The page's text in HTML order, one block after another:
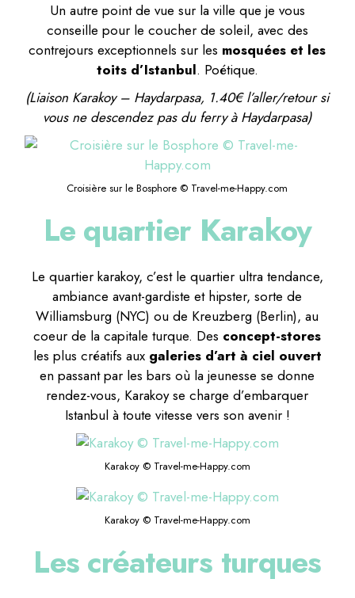
Un autre point de vue sur la ville que je vous
conseille pour le coucher de soleil, avec des
contrejours exceptionnels sur les mosquées et les
toits d’Istanbul. Poétique.
(Liaison Karakoy – Haydarpasa, 1.40€ l’aller/retour si
vous ne descendez pas du ferry à Haydarpasa)
Croisière sur le Bosphore © Travel-me-Happy.com
Le quartier Karakoy
Le quartier karakoy, c’est le quartier ultra tendance,
ambiance avant-gardiste et hipster, sorte de
Williamsburg (NYC) ou de Kreuzberg (Berlin), au
coeur de la capitale turque. Des concept-stores
les plus créatifs aux galeries d’art à ciel ouvert
en passant par les bars où la jeunesse se donne
rendez-vous, Karakoy se charge d’embarquer
Istanbul à toute vitesse vers son avenir !
Karakoy © Travel-me-Happy.com
Karakoy © Travel-me-Happy.com
Les créateurs turques